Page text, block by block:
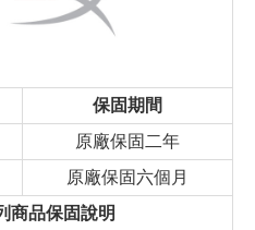
保固期間
原廠保固二年
原廠保固六個月
商品保固說明